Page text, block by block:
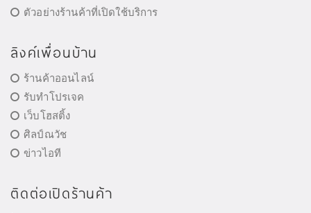
ตัวอย่างร้านค้าที่เปิดใช้บริการ
ลิงค์เพื่อนบ้าน
ร้านค้าออนไลน์
รับทำโปรเจค
เว็บโฮสติ้ง
ศิลป์ณวัช
ข่าวไอที
ติดต่อเปิดร้านค้า